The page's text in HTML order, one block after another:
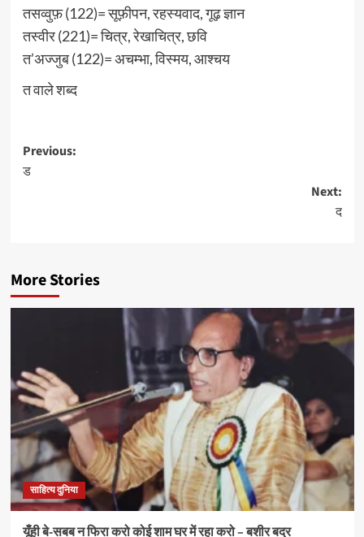
तसव्वुफ़ (122)= सूफ़ीपन, रहस्यवाद, गूढ़ ज्ञान
तस्वीर (221)= चित्र, रेखाचित्र, छवि
त’अज्जुब (122)= अचम्भा, विस्मय, आश्चय
त वाले शब्द
Post
navigation
Previous:
ड
Next:
द
More Stories
साहित्य दुनिया
यूँही बे-सबब न फिरा करो कोई शाम घर में रहा करो – बशीर बद्र